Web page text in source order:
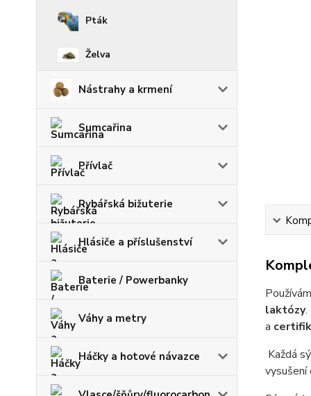
Pták
Želva
Nástrahy a krmení
Sumcařina
Přívlač
Rybářská bižuterie
Hlásiče a příslušenství
Baterie / Powerbanky
Váhy a metry
Háčky a hotové návazce
laktózy.
a
Každá